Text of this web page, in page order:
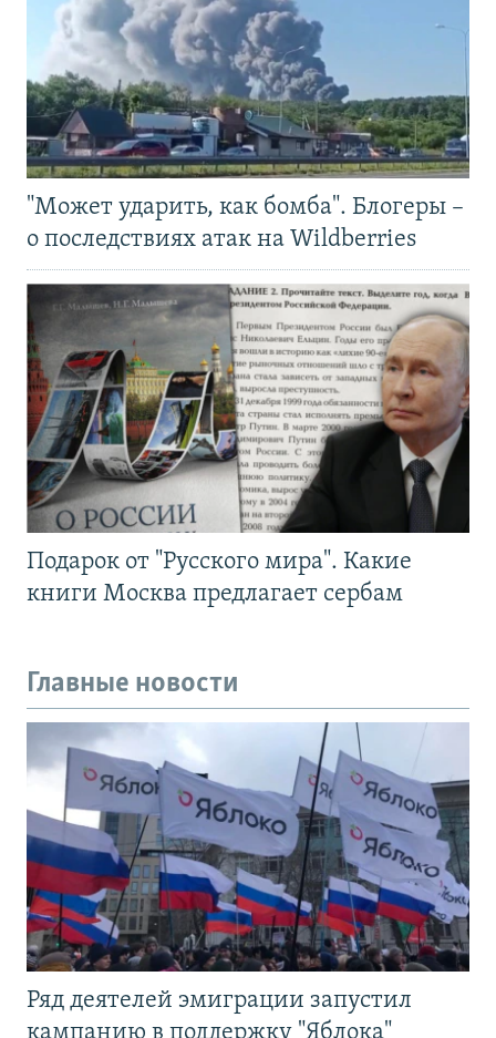
"Может ударить, как бомба". Блогеры –
о последствиях атак на Wildberries
Подарок от "Русского мира". Какие
книги Москва предлагает сербам
Главные новости
Ряд деятелей эмиграции запустил
кампанию в поддержку "Яблока"